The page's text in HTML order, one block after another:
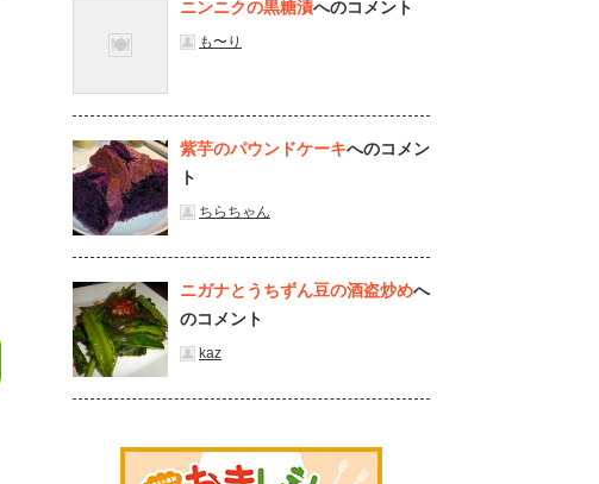
ニンニクの黒糖漬へのコメント
も〜り
紫芋のパウンドケーキへのコメン
ト
ちらちゃん
ニガナとうちずん豆の酒盗炒めへ
のコメント
kaz